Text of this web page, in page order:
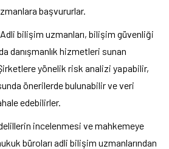
başvururlar.
Adli bilişim uzmanları, bilişim güvenliği
danışmanlık hizmetleri sunan
yönelik risk analizi yapabilir,
önerilerde bulunabilir ve veri
edebilirler.
incelenmesi ve mahkemeye
büroları adli bilişim uzmanlarından